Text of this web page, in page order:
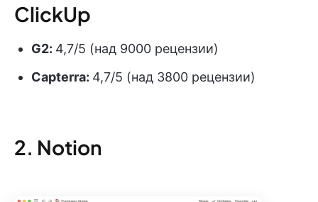
ClickUp
G2: 4,7/5 (над 9000 рецензии)
Capterra: 4,7/5 (над 3800 рецензии)
2. Notion